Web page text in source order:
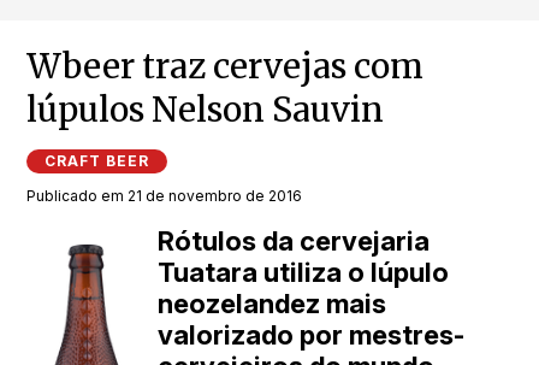
Wbeer traz cervejas com
lúpulos Nelson Sauvin
CRAFT BEER
Publicado em 21 de novembro de 2016
Rótulos da cervejaria
Tuatara utiliza o lúpulo
neozelandez mais
valorizado por mestres-